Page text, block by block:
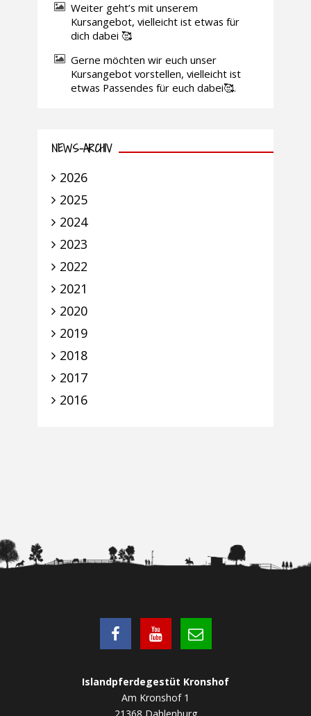
Weiter geht’s mit unserem
Kursangebot, vielleicht ist etwas für
dich dabei 🥰
Gerne möchten wir euch unser
Kursangebot vorstellen, vielleicht ist
etwas Passendes für euch dabei🥰.
NEWS-ARCHIV
2026
2025
2024
2023
2022
2021
2020
2019
2018
2017
2016
Islandpferdegestüt Kronshof
Am Kronshof 1